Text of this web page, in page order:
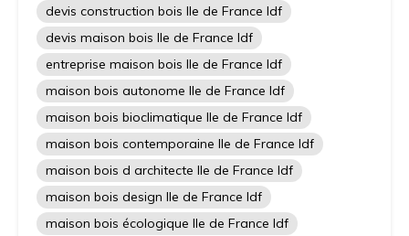
devis construction bois Ile de France Idf
devis maison bois Ile de France Idf
entreprise maison bois Ile de France Idf
maison bois autonome Ile de France Idf
maison bois bioclimatique Ile de France Idf
maison bois contemporaine Ile de France Idf
maison bois d architecte Ile de France Idf
maison bois design Ile de France Idf
maison bois écologique Ile de France Idf